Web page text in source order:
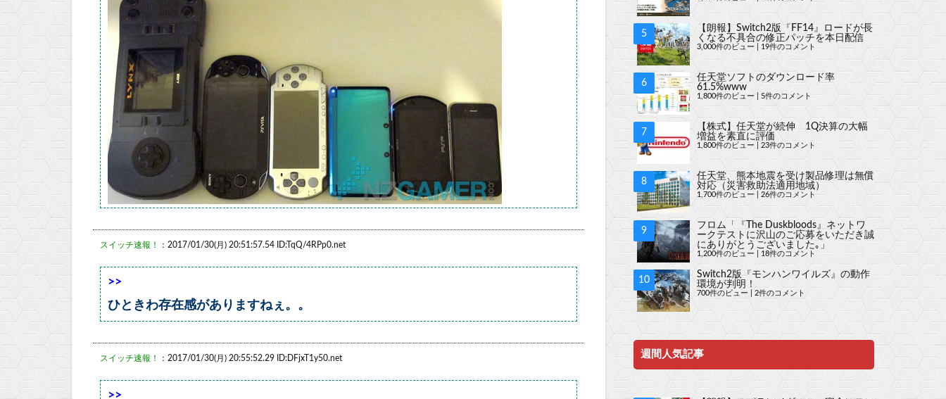
スイッチ速報！ ：2017/01/30(月) 20:51:57.54 ID:TqQ/4RPp0.net
>>
ひときわ存在感がありますねぇ。。
スイッチ速報！ ：2017/01/30(月) 20:55:52.29 ID:DFjxT1y50.net
>>
【朗報】Switch2版『FF14』ロードが長
くなる不具合の修正パッチを本日配信
3,000件のビュー| 19件のコメント
任天堂ソフトのダウンロード率
61.5%www
1,800件のビュー|5件のコメント
【株式】任天堂が続伸 1Q決算の大幅
増益を素直に評価
1,800件のビュー 23件のコメント
任天堂、熊本地震を受け製品修理は無償
対応（災害救助法適用地域）
1,700件のビュー|26件のコメント
フロム「『The Duskbloods』ネットワ
ークテストに沢山のご応募をいただき誠
にありがとうございました｡」
1,200件のビュー 18件のコメント
Switch2版『モンハンワイルズ』の動作
環境が判明！
700件のビュー 2件のコメント
週間人気記事